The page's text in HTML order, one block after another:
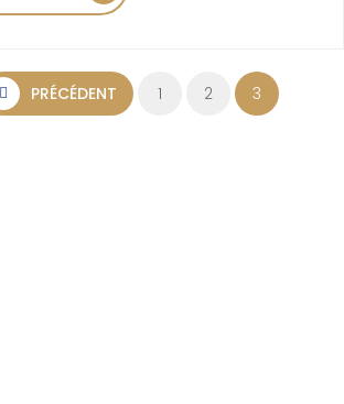
des
PRÉCÉDENT 1 2 3